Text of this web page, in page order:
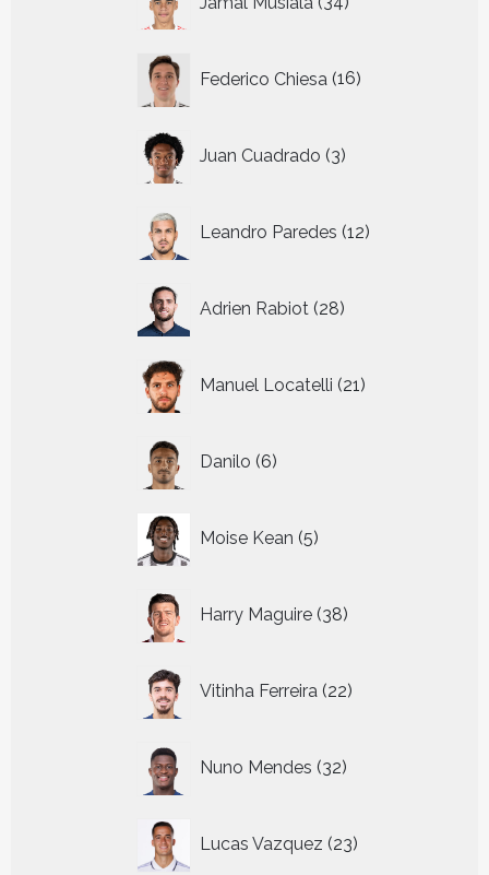
producten
Federico Chiesa 16
producten
Juan Cuadrado 3
producten
Leandro Paredes 12
producten
Adrien Rabiot 28
producten
Manuel Locatelli 21
producten
Danilo 6
producten
Moise Kean 5
producten
Harry Maguire 38
producten
Vitinha Ferreira 22
producten
Nuno Mendes 32
producten
Lucas Vazquez 23
producten